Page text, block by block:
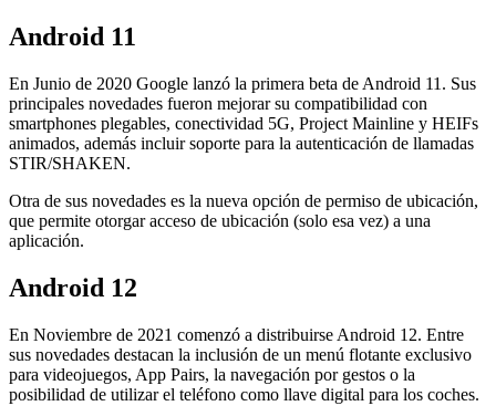
Android 11
En Junio de 2020 Google lanzó la primera beta de Android 11. Sus
principales novedades fueron mejorar su compatibilidad con
smartphones plegables, conectividad 5G, Project Mainline y HEIFs
animados, además incluir soporte para la autenticación de llamadas
STIR/SHAKEN.
Otra de sus novedades es la nueva opción de permiso de ubicación,
que permite otorgar acceso de ubicación (solo esa vez) a una
aplicación.
Android 12
En Noviembre de 2021 comenzó a distribuirse Android 12. Entre
sus novedades destacan la inclusión de un menú flotante exclusivo
para videojuegos, App Pairs, la navegación por gestos o la
posibilidad de utilizar el teléfono como llave digital para los coches.